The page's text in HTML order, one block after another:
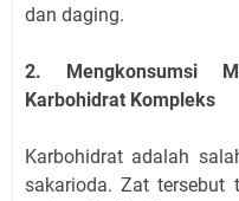
dan daging.
2. Mengkonsumsi
Karbohidrat Kompleks
Karbohidrat adalah
sakarioda. Zat tersebut